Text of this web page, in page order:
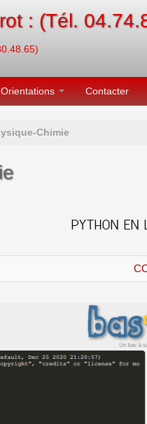
: (Tél.
Orientations Contacter
Chimie